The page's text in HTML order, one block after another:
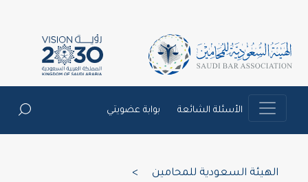
الأسئلة الشائعة بوابة عضويتي
الهيئة السعودية للمحامين